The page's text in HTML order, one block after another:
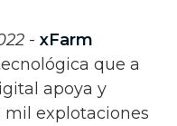
- xFarm
que a
apoya y
mil explotaciones